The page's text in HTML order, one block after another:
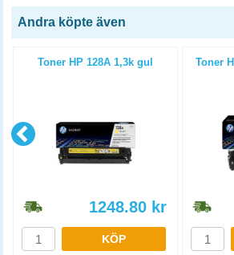
Andra köpte även
Toner HP 128A 1,3k gul
1248.80 kr
KÖP
Toner